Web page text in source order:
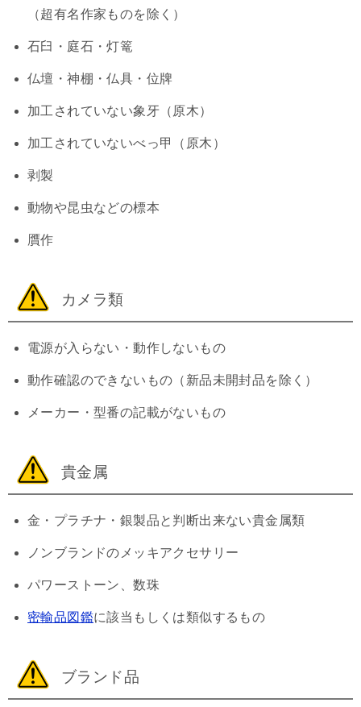
（超有名作家ものを除く）
石臼・庭石・灯篭
仏壇・神棚・仏具・位牌
加工されていない象牙（原木）
加工されていないべっ甲（原木）
剥製
動物や昆虫などの標本
贋作
カメラ類
電源が入らない・動作しないもの
動作確認のできないもの（新品未開封品を除く）
メーカー・型番の記載がないもの
貴金属
金・プラチナ・銀製品と判断出来ない貴金属類
ノンブランドのメッキアクセサリー
パワーストーン、数珠
密輸品図鑑に該当もしくは類似するもの
ブランド品